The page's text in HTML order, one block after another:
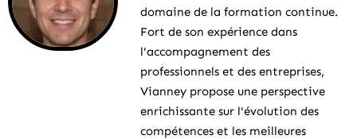
domaine de la formation continue.
Fort de son expérience dans
l'accompagnement des
professionnels et des entreprises,
Vianney propose une perspective
enrichissante sur l'évolution des
compétences et les meilleures